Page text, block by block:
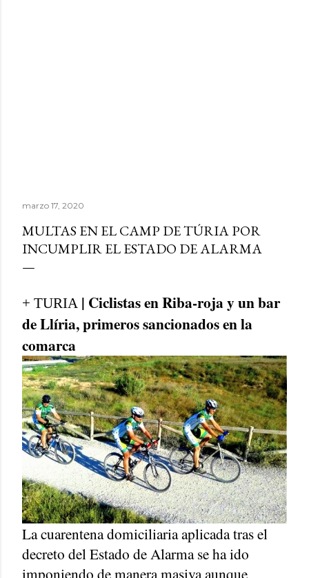
marzo 17, 2020
MULTAS EN EL CAMP DE TÚRIA POR
INCUMPLIR EL ESTADO DE ALARMA
+ TURIA | Ciclistas en Riba-roja y un bar
de Llíria, primeros sancionados en la
comarca
La cuarentena domiciliaria aplicada tras el
decreto del Estado de Alarma se ha ido
imponiendo de manera masiva aunque